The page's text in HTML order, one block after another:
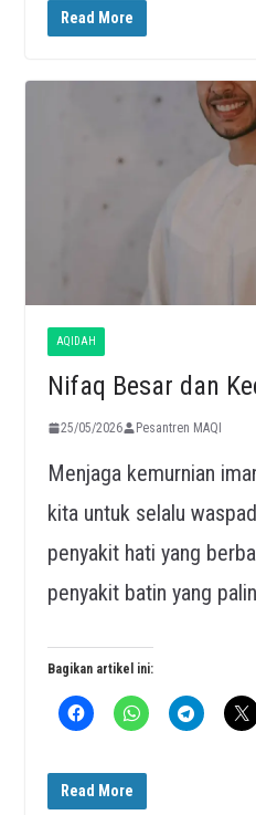
Read More
AQIDAH
Nifaq Besar dan
25/05/2026 Pesantren MAQI
Menjaga kemurnian
kita untuk selalu
penyakit hati yang
penyakit batin yang
Bagikan artikel ini:
Read More